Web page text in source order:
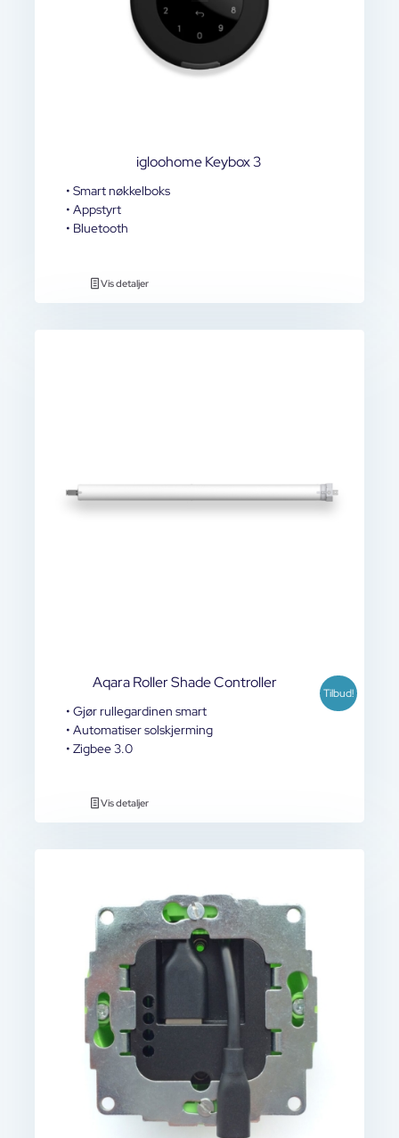
igloohome Keybox 3
• Smart nøkkelboks
• Appstyrt
• Bluetooth
Vis detaljer
Aqara Roller Shade Controller
• Gjør rullegardinen smart
• Automatiser solskjerming
• Zigbee 3.0
Tilbud!
Vis detaljer